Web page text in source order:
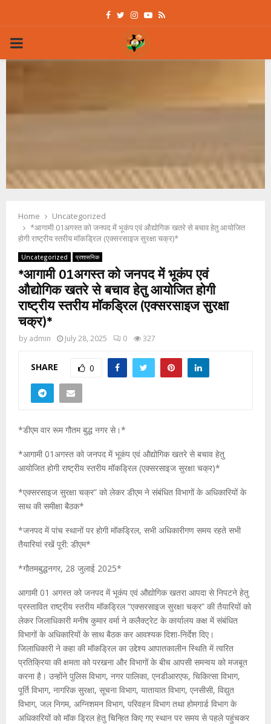
Facebook
Twitter
Instagram
Youtube
Rss
PRIMARY
Home
Uncategorized
*आगामी 01अगस्त को जनपद में भूकंप एवं औद्योगिक खतरे से बचाव हेतु आयोजित
होगी राष्ट्रीय स्तरीय मॉकड्रिल (एक्सरसाइज सुरक्षा चक्र)*
Uncategorized प्रशासनिक
*आगामी 01अगस्त को जनपद में भूकंप एवं
औद्योगिक खतरे से बचाव हेतु आयोजित होगी
राष्ट्रीय स्तरीय मॉकड्रिल (एक्सरसाइज सुरक्षा
चक्र)*
by admin July 28, 2025 0 327
SHARE 0
*डीएम वार रूम गौतम बुद्ध नगर से।*
*आगामी 01अगस्त को जनपद में भूकंप एवं औद्योगिक खतरे से बचाव हेतु
आयोजित होगी राष्ट्रीय स्तरीय मॉकड्रिल (एक्सरसाइज सुरक्षा चक्र)*
*एक्सरसाइज सुरक्षा चक्र” को लेकर डीएम ने संबंधित विभागों के अधिकारियों के
साथ की समीक्षा बैठक*
*जनपद में पांच स्थानों पर होगी मॉकड्रिल, सभी अधिकारीगण समय रहते सभी
तैयारियां रखें पूरी: डीएम*
*गौतमबुद्धनगर, 28 जुलाई 2025*
आगामी 01 अगस्त को जनपद में भूकंप एवं औद्योगिक खतरा आपदा से निपटने हेतु
प्रस्तावित राष्ट्रीय स्तरीय मॉकड्रिल “एक्सरसाइज सुरक्षा चक्र” की तैयारियों को
लेकर जिलाधिकारी मनीष कुमार वर्मा ने कलैक्ट्रेट के कार्यालय कक्ष में संबंधित
विभागों के अधिकारियों के साथ बैठक कर आवश्यक दिशा-निर्देश दिए।
जिलाधिकारी ने कहा की मॉकड्रिल का उद्देश्य आपातकालीन स्थिति में त्वरित
प्रतिक्रिया की क्षमता को परखना और विभागों के बीच आपसी समन्वय को मजबूत
करना है। उन्होंने पुलिस विभाग, नगर पालिका, एनडीआरएफ, चिकित्सा विभाग,
पूर्ति विभाग, नागरिक सुरक्षा, सूचना विभाग, यातायात विभाग, एनसीसी, विद्युत
विभाग, जल निगम, अग्निशमन विभाग, परिवहन विभाग तथा होमगार्ड विभाग के
अधिकारियों को मॉक ड्रिल हेतु चिन्हित किए गए स्थान पर समय से पहले पहुंचकर